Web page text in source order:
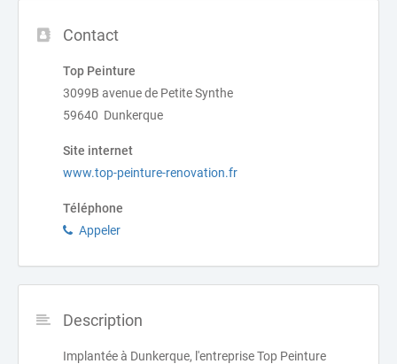
Contact
Top Peinture
3099B avenue de Petite Synthe
59640 Dunkerque
Site internet
www.top-peinture-renovation.fr
Téléphone
Appeler
Description
Implantée à Dunkerque, l'entreprise Top Peinture